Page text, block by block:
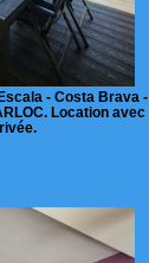
- Costa Brava -
Location avec